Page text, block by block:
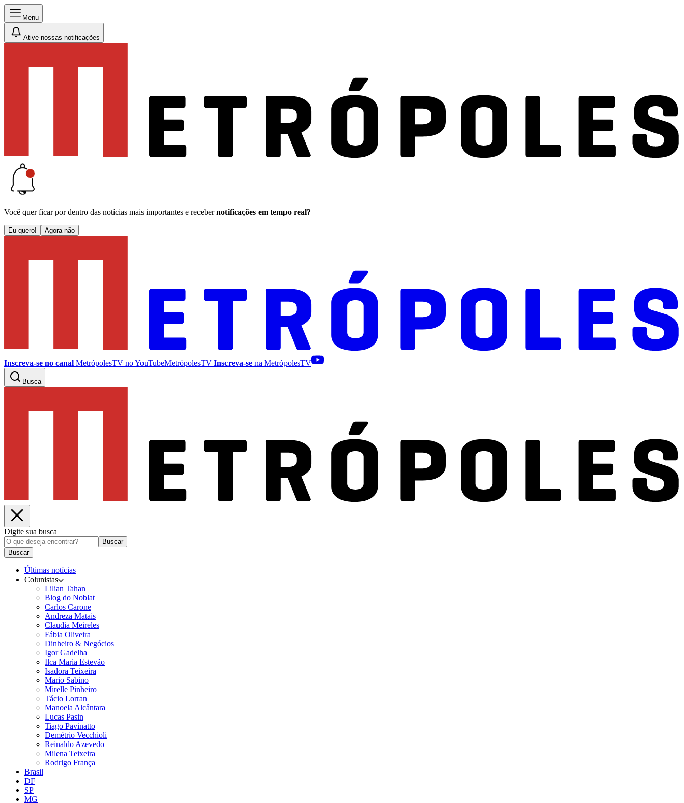
Menu
Ative nossas notificações
Você quer ficar por dentro das notícias mais importantes e receber notificações em tempo real?
Eu quero! Agora não
Inscreva-se no canal MetrópolesTV noYouTubeMetrópolesTV Inscreva-se na MetrópolesTV
Busca
Digite sua busca
Buscar
Buscar
Últimas notícias
Colunistas
Lilian Tahan
Blog do Noblat
Carlos Carone
Andreza Matais
Claudia Meireles
Fábia Oliveira
Dinheiro & Negócios
Igor Gadelha
Ilca Maria Estevão
Isadora Teixeira
Mario Sabino
Mirelle Pinheiro
Tácio Lorran
Manoela Alcântara
Lucas Pasin
Tiago Pavinatto
Demétrio Vecchioli
Reinaldo Azevedo
Milena Teixeira
Rodrigo França
Brasil
DF
SP
MG